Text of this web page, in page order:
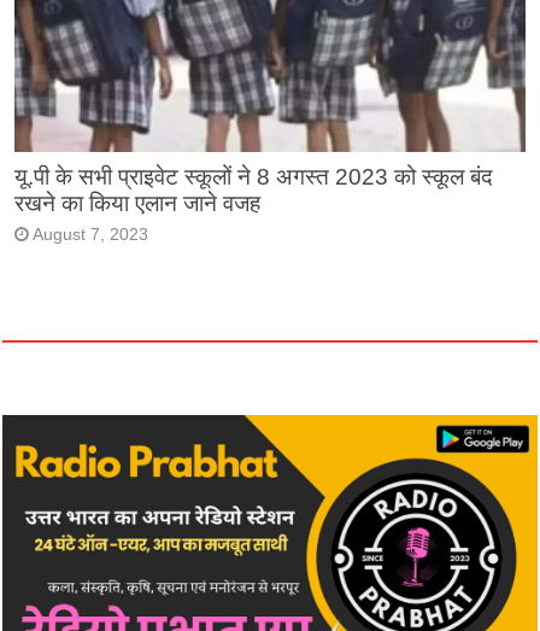
यू.पी के सभी प्राइवेट स्कूलों ने 8 अगस्त 2023 को स्कूल बंद
रखने का किया एलान जाने वजह
August 7, 2023